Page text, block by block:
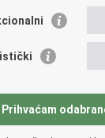
odvjetništvo
za suzbijanje
vijeće
odvjetnička
javnobilježnička
Prihvaćam